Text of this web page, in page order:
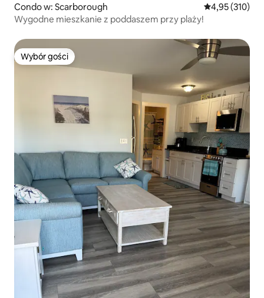
Condo w: Scarborough Średnia
4,95 (310)
Wygodne mieszkanie z poddaszem przy plaży!
Wybór gości
Wybór gości